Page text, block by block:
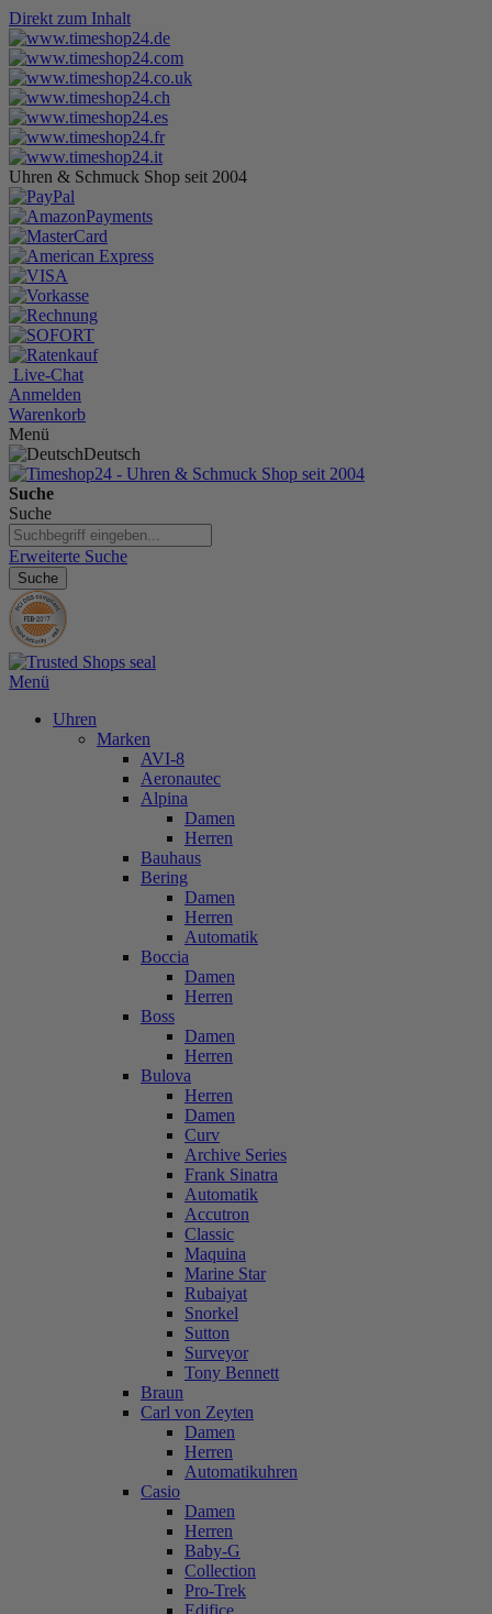
Direkt zum Inhalt
Uhren & Schmuck Shop seit 2004
Live-Chat
Anmelden
Warenkorb
Menü
Deutsch
Suche
Suche
Erweiterte Suche
Suche
Menü
Uhren
Marken
AVI-8
Aeronautec
Alpina
Damen
Herren
Bauhaus
Bering
Damen
Herren
Automatik
Boccia
Damen
Herren
Boss
Damen
Herren
Bulova
Herren
Damen
Curv
Archive Series
Frank Sinatra
Automatik
Accutron
Classic
Maquina
Marine Star
Rubaiyat
Snorkel
Sutton
Surveyor
Tony Bennett
Braun
Carl von Zeyten
Damen
Herren
Automatikuhren
Casio
Damen
Herren
Baby-G
Collection
Pro-Trek
Edifice